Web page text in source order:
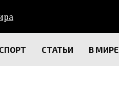
СПОРТ СТАТЬИ В МИРЕ